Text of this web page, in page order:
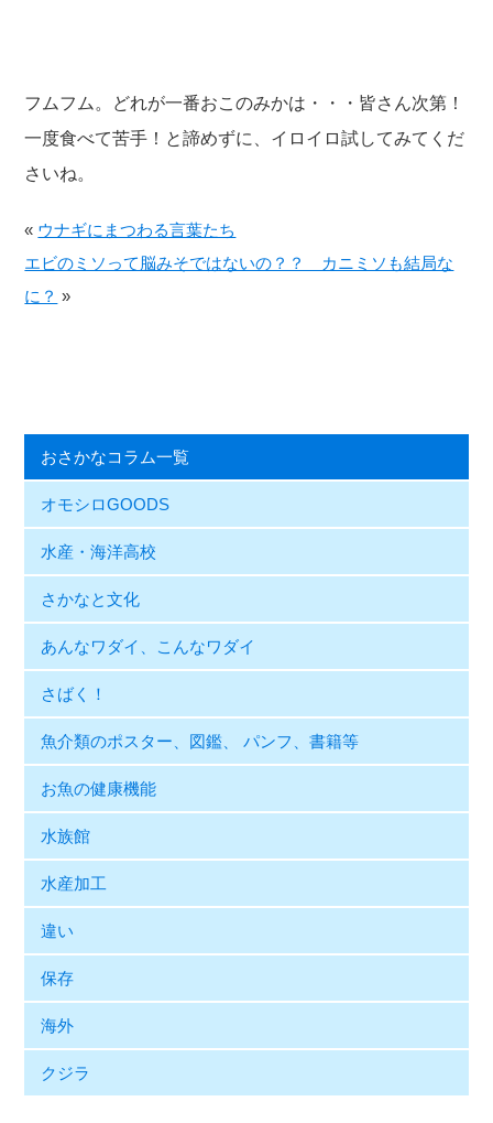
フムフム。どれが一番おこのみかは・・・皆さん次第！
一度食べて苦手！と諦めずに、イロイロ試してみてくだ
さいね。
« ウナギにまつわる言葉たち
エビのミソって脳みそではないの？？ カニミソも結局な
に？ »
おさかなコラム一覧
オモシロGOODS
水産・海洋高校
さかなと文化
あんなワダイ、こんなワダイ
さばく！
魚介類のポスター、図鑑、 パンフ、書籍等
お魚の健康機能
水族館
水産加工
違い
保存
海外
クジラ